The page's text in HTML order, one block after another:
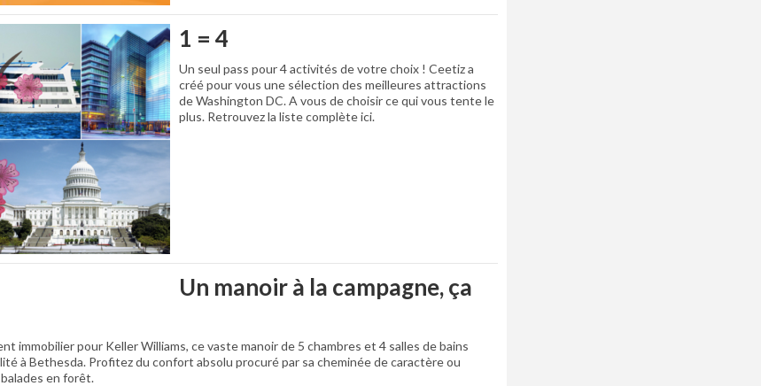
1 = 4
Un seul pass pour 4 activités de votre choix ! Ceetiz a
créé pour vous une sélection des meilleures attractions
de Washington DC. A vous de choisir ce qui vous tente le
plus. Retrouvez la liste complète ici.
Un manoir à la campagne, ça
immobilier pour Keller Williams, ce vaste manoir de 5 chambres et 4 salles de bains
à Bethesda. Profitez du confort absolu procuré par sa cheminée de caractère ou
en forêt.